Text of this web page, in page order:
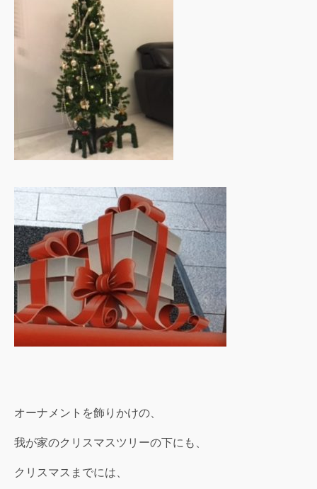
オーナメントを飾りかけの、
我が家のクリスマスツリーの下にも、
クリスマスまでには、